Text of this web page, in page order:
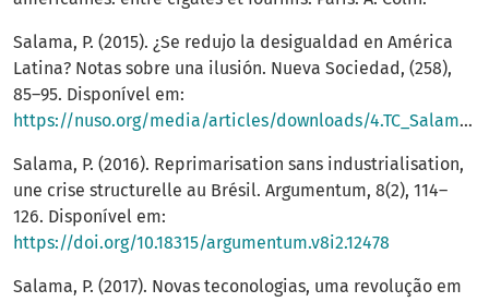
Salama, P. (2015). ¿Se redujo la desigualdad en América
Latina? Notas sobre una ilusión. Nueva Sociedad, (258),
85–95. Disponível em:
https://nuso.org/media/articles/downloads/4.TC_Salama_258.pdf
Salama, P. (2016). Reprimarisation sans industrialisation,
une crise structurelle au Brésil. Argumentum, 8(2), 114–
126. Disponível em:
https://doi.org/10.18315/argumentum.v8i2.12478
Salama, P. (2017). Novas teconologias, uma revolução em